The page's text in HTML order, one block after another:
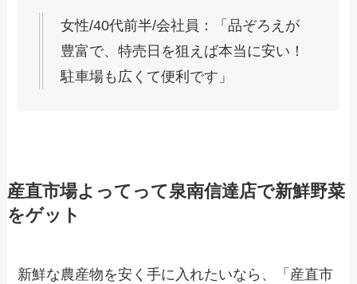
女性/40代前半/会社員：「品ぞろえが
豊富で、特売日を狙えば本当に安い！
駐車場も広くて便利です」
産直市場よってって泉南信達店で新鮮野菜
をゲット
新鮮な農産物を安く手に入れたいなら、「産直市